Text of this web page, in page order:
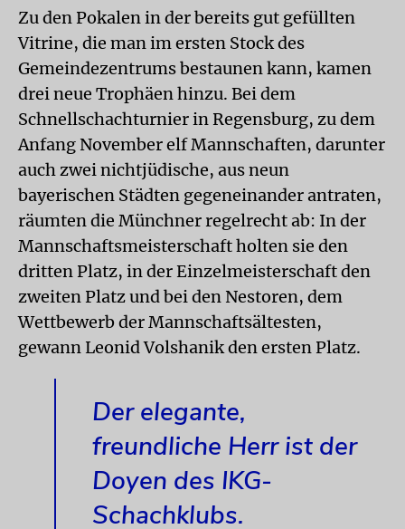
Zu den Pokalen in der bereits gut gefüllten
Vitrine, die man im ersten Stock des
Gemeindezentrums bestaunen kann, kamen
drei neue Trophäen hinzu. Bei dem
Schnellschachturnier in Regensburg, zu dem
Anfang November elf Mannschaften, darunter
auch zwei nichtjüdische, aus neun
bayerischen Städten gegeneinander antraten,
räumten die Münchner regelrecht ab: In der
Mannschaftsmeisterschaft holten sie den
dritten Platz, in der Einzelmeisterschaft den
zweiten Platz und bei den Nestoren, dem
Wettbewerb der Mannschafts­ältesten,
gewann Leonid Volshanik den ersten Platz.
Der elegante,
freundliche Herr ist der
Doyen des IKG-
Schachklubs.